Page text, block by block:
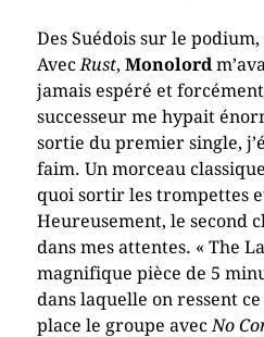
Des Suédois sur le
Avec Rust, Monolord
jamais espéré et
successeur me hypait
sortie du premier single,
faim. Un morceau
quoi sortir les trompettes
Heureusement, le second
dans mes attentes. « The
magnifique pièce de 5
dans laquelle on ressent
place le groupe avec No